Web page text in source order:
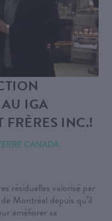
IGA
INC.!
CANADA
résiduelles valorisé par
Montréal depuis qu’il
améliorer sa